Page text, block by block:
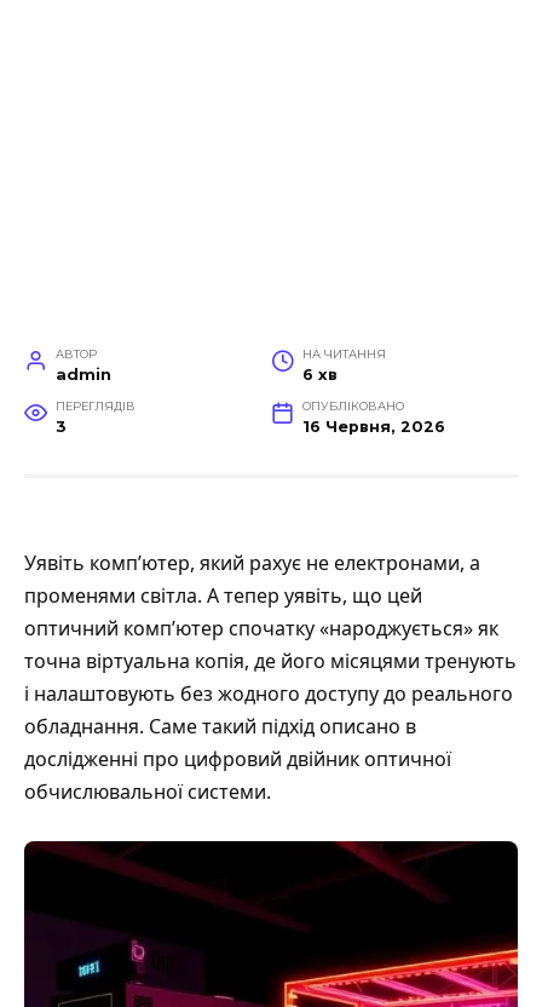
АВТОР
admin
НА ЧИТАННЯ
6 хв
ПЕРЕГЛЯДІВ
3
ОПУБЛІКОВАНО
16 Червня, 2026
Уявіть комп’ютер, який рахує не електронами, а
променями світла. А тепер уявіть, що цей
оптичний комп’ютер спочатку «народжується» як
точна віртуальна копія, де його місяцями тренують
і налаштовують без жодного доступу до реального
обладнання. Саме такий підхід описано в
дослідженні про цифровий двійник оптичної
обчислювальної системи.